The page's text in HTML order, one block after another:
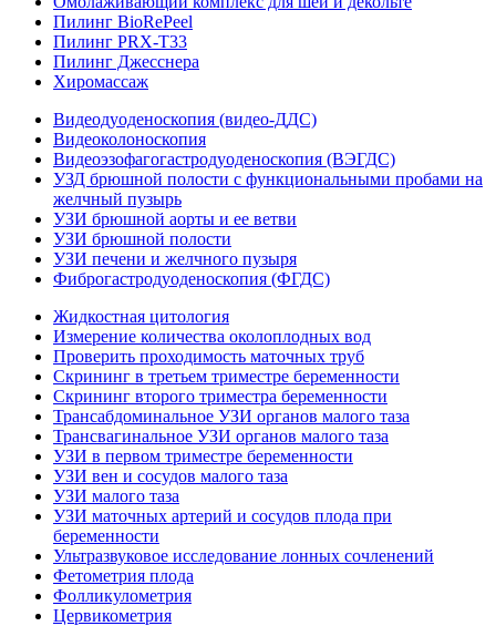
Пилинг BioRePeel
Пилинг PRX-T33
Пилинг Джесснера
Хиромассаж
Видеодуоденоскопия (видео-ДДС)
Видеоколоноскопия
Видеоэзофагогастродуоденоскопия (ВЭГДС)
УЗД брюшной полости с функциональными пробами на
желчный пузырь
УЗИ брюшной аорты и ее ветви
УЗИ брюшной полости
УЗИ печени и желчного пузыря
Фиброгастродуоденоскопия (ФГДС)
Жидкостная цитология
Измерение количества околоплодных вод
Проверить проходимость маточных труб
Скрининг в третьем триместре беременности
Скрининг второго триместра беременности
Трансабдоминальное УЗИ органов малого таза
Трансвагинальное УЗИ органов малого таза
УЗИ в первом триместре беременности
УЗИ вен и сосудов малого таза
УЗИ малого таза
УЗИ маточных артерий и сосудов плода при
беременности
Ультразвуковое исследование лонных сочленений
Фетометрия плода
Фолликулометрия
Цервикометрия